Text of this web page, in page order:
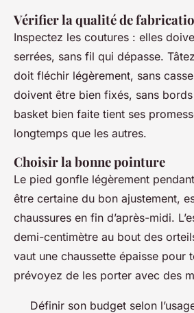
Vérifier la qualité de
Inspectez les coutures : elles
serrées, sans fil qui dépasse.
doit fléchir légèrement, sans
doivent être bien fixés, sans
basket bien faite tient ses
longtemps que les autres.
Choisir la bonne pointure
Le pied gonfle légèrement
être certaine du bon ajustement,
chaussures en fin d’après-midi.
demi-centimètre au bout des
vaut une chaussette épaisse pour
prévoyez de les porter avec des
Définir son budget selon